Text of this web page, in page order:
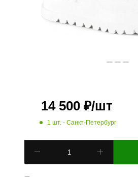
14 500 ₽/шт
1 шт. - Санкт-Петербург